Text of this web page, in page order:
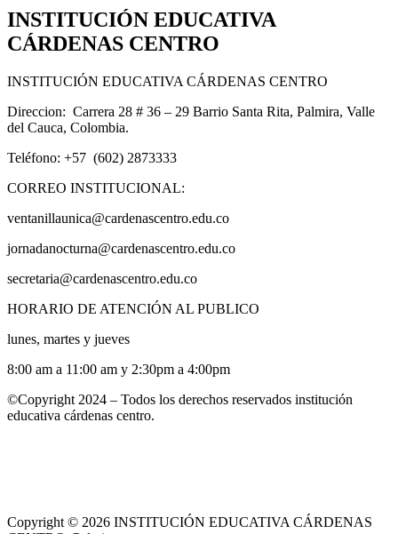
INSTITUCIÓN EDUCATIVA
CÁRDENAS CENTRO
INSTITUCIÓN EDUCATIVA CÁRDENAS CENTRO
Direccion: Carrera 28 # 36 – 29 Barrio Santa Rita, Palmira, Valle
del Cauca, Colombia.
Teléfono: +57 (602) 2873333
CORREO INSTITUCIONAL:
ventanillaunica@cardenascentro.edu.co
jornadanocturna@cardenascentro.edu.co
secretaria@cardenascentro.edu.co
HORARIO DE ATENCIÓN AL PUBLICO
lunes, martes y jueves
8:00 am a 11:00 am y 2:30pm a 4:00pm
©Copyright 2024 – Todos los derechos reservados institución
educativa cárdenas centro.
Copyright © 2026 INSTITUCIÓN EDUCATIVA CÁRDENAS